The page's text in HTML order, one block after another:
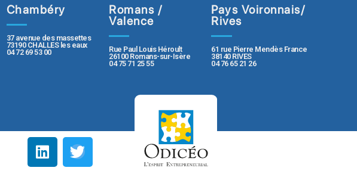
Chambéry
37 avenue des massettes
73190 CHALLES les eaux
04 72 69 53 00
Romans /
Valence
Rue Paul Louis Héroult
26100 Romans-sur-Isère
04 75 71 25 55
Pays Voironnais/
Rives
61 rue Pierre Mendès France
38140 RIVES
04 76 65 21 26